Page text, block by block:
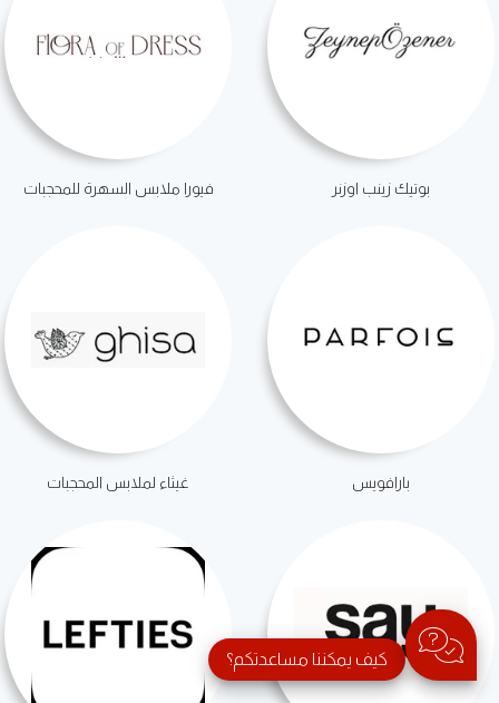
كيف يمكننا مساعدتكم؟
بوتيك زينب اوزنر فيورا ملابس السهرة للمحجبات
بارافويس غيثاء لملابس المحجبات